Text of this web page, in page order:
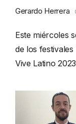
Gerardo Herrera
Este miércoles
de los
Vive Latino